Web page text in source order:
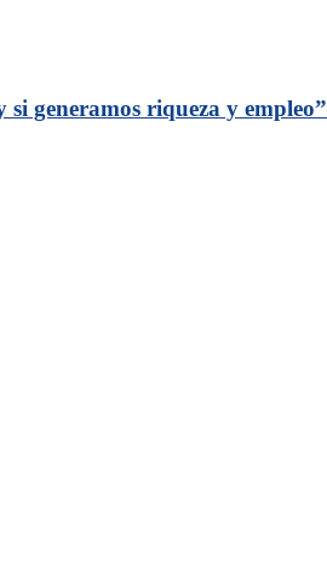
generamos riqueza y empleo”